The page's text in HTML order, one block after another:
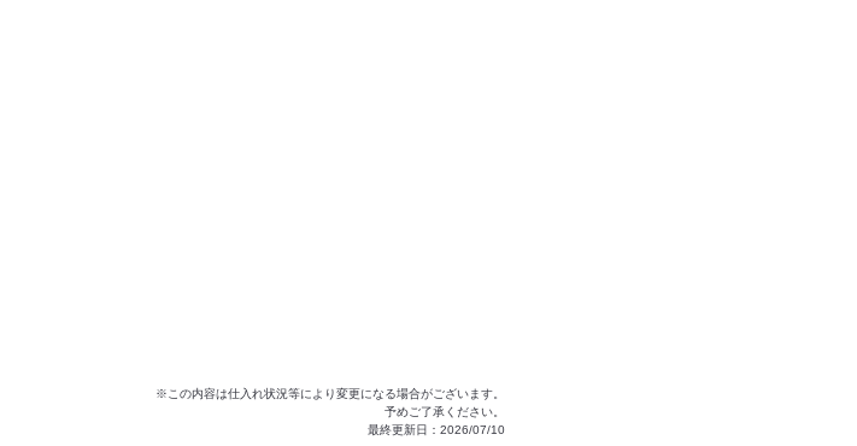
※この内容は仕入れ状況等により変更になる場合がございます。
予めご了承ください。
最終更新日：2026/07/10